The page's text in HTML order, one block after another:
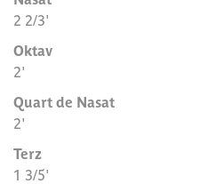
2 2/3'
Oktav
2'
Quart de Nasat
2'
Terz
1 3/5'